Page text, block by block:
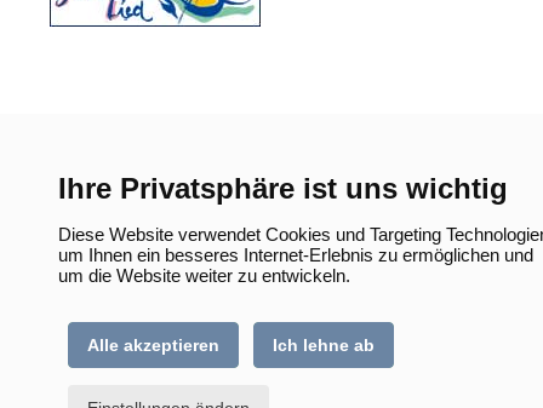
Ihre Privatsphäre ist uns wichtig
Diese Website verwendet Cookies und Targeting
um Ihnen ein besseres Internet-Erlebnis zu ermöglichen und
um die Website weiter zu entwickeln.
Alle akzeptieren Ich lehne ab